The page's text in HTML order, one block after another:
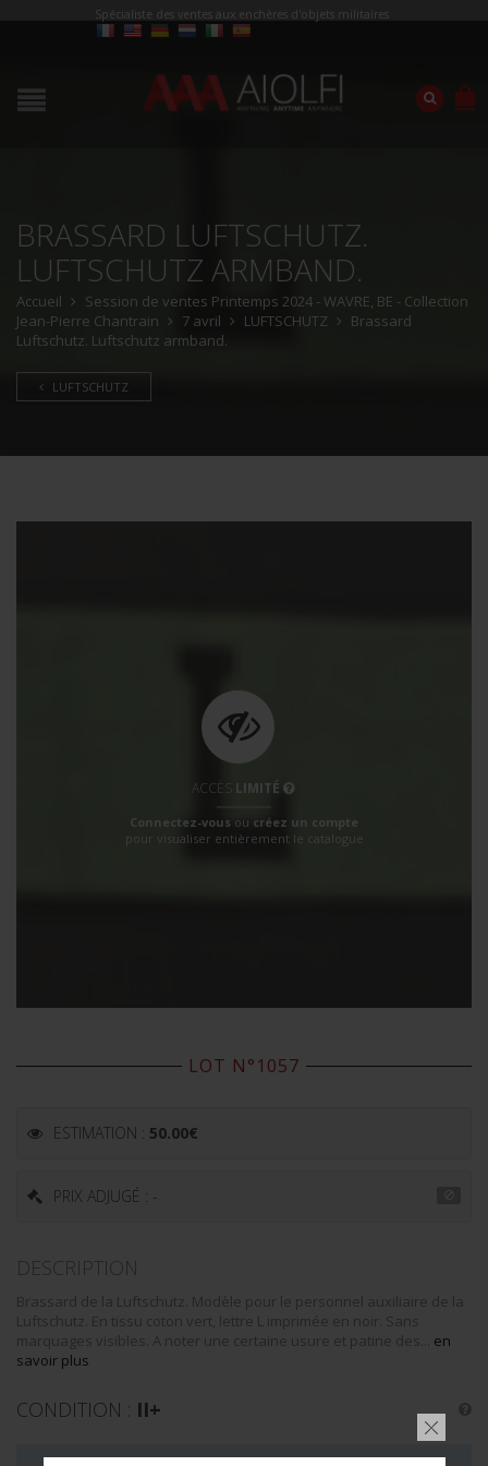
Spécialiste des ventes aux enchères d'objets militaires
BRASSARD LUFTSCHUTZ.
LUFTSCHUTZ ARMBAND.
Accueil
Session de ventes Printemps 2024 - WAVRE, BE - Collection
Jean-Pierre Chantrain
7 avril LUFTSCHUTZ
Brassard
Luftschutz. Luftschutz armband.
LUFTSCHUTZ
ACCÈS LIMITÉ
Connectez-vous ou créez un compte
pour visualiser entièrement le catalogue
LOT N°1057
ESTIMATION : 50.00€
PRIX ADJUGÉ : -
DESCRIPTION
Brassard de la Luftschutz. Modèle pour le personnel auxiliaire de la
Luftschutz. En tissu coton vert, lettre L imprimée en noir. Sans
marquages visibles. A noter une certaine usure et patine des... en
savoir plus
CONDITION : II+